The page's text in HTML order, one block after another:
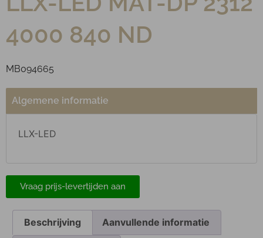
4000 840 ND
MB094665
Algemene informatie
LLX-LED
Vraag prijs-levertijden aan
Beschrijving Aanvullende informatie